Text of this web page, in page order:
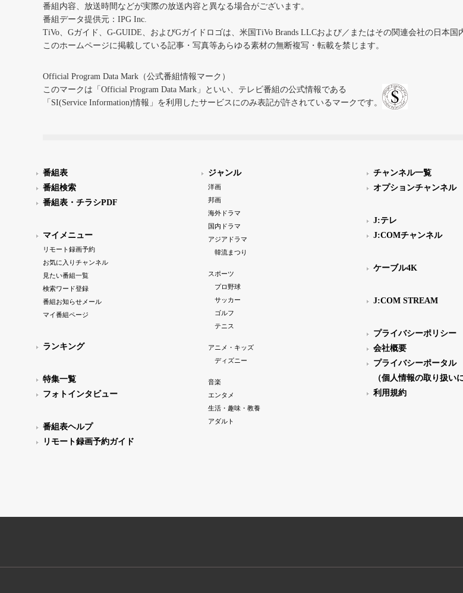
番組内容、放送時間などが実際の放送内容と異なる場合がございます。
番組データ提供元：IPG Inc.
TiVo、Gガイド、G-GUIDE、およびGガイドロゴは、米国TiVo Brands LLCおよび／またはその関連会社の日本国
このホームページに掲載している記事・写真等あらゆる素材の無断複写・転載を禁じます。
Official Program Data Mark（公式番組情報マーク）
このマークは「Official Program Data Mark」といい、テレビ番組の公式情報である
「SI(Service Information)情報」を利用したサービスにのみ表記が許されているマークです。
番組表
番組検索
番組表・チラシPDF
マイメニュー
リモート録画予約
お気に入りチャンネル
見たい番組一覧
検索ワード登録
番組お知らせメール
マイ番組ページ
ランキング
特集一覧
フォトインタビュー
番組表ヘルプ
リモート録画予約ガイド
ジャンル
洋画
邦画
海外ドラマ
国内ドラマ
アジアドラマ
韓流まつり
スポーツ
プロ野球
サッカー
ゴルフ
テニス
アニメ・キッズ
ディズニー
音楽
エンタメ
生活・趣味・教養
アダルト
チャンネル一覧
オプションチャンネル
J:テレ
J:COMチャンネル
ケーブル4K
J:COM STREAM
プライバシーポリシー
会社概要
プライバシーポータル
（個人情報の取り扱い
利用規約